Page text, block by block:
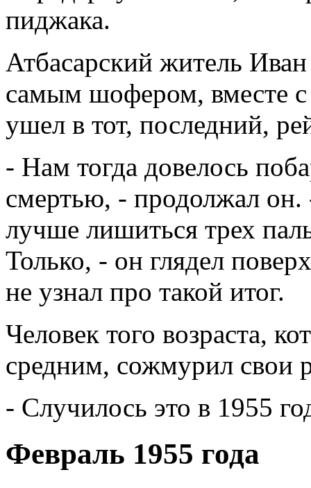
пиджака.
Атбасарский житель
самым шофером, вместе
ушел в тот, последний,
- Нам тогда довелось
смертью, - продолжал он.
лучше лишиться трех
Только, - он глядел
не узнал про такой итог.
Человек того возраста,
средним, сожмурил свои
- Случилось это в 1955
Февраль 1955 года